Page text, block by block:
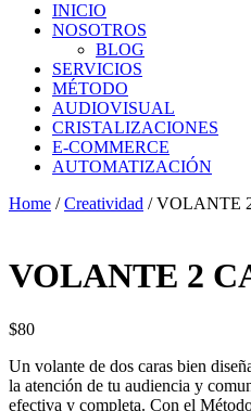
INICIO
NOSOTROS
BLOG
SERVICIOS
MÉTODO
AUDIOVISUAL
CRISTALIZACIONES
E-COMMERCE
AUTOMATIZACIÓN
Home /Creatividad / VOLANTE
VOLANTE 2
$80
Un volante de dos caras bien
la atención de tu audiencia y
efectiva y completa. Con el